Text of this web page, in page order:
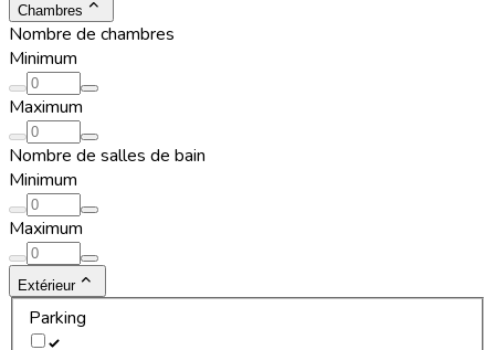
Chambres
Nombre de chambres
Minimum
Maximum
Nombre de salles de bain
Minimum
Maximum
Extérieur
Parking